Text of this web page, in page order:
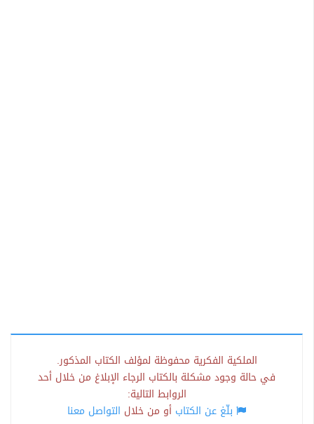
الملكية الفكرية محفوظة لمؤلف الكتاب المذكور.
في حالة وجود مشكلة بالكتاب الرجاء الإبلاغ من خلال أحد
الروابط التالية:
بلّغ عن الكتاب أو من خلال التواصل معنا